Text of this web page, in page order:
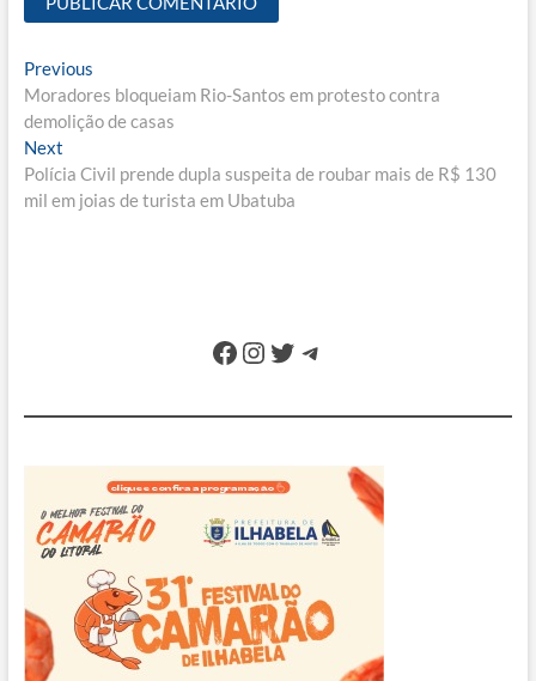
Navegação
de
Post
PreviousPrevious
post:
Moradores bloqueiam Rio-Santos em protesto contra
demolição de casas
NextNext
post:
Polícia Civil prende dupla suspeita de roubar mais de R$ 130
mil em joias de turista em Ubatuba
Facebook
Instagram
Twitter
Telegram